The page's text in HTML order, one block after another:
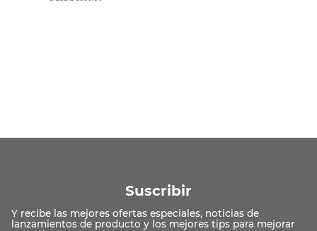
Suscribir